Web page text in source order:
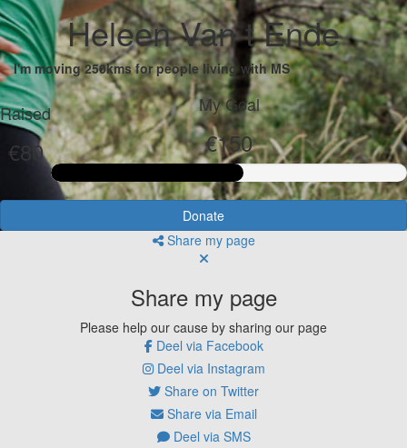
Heleen Van t Ende
I'm moving 250kms for people living with MS
Raised
€80
My Goal
€150
Donate
Share my page
Share my page
Please help our cause by sharing our page
Deel via Facebook
Deel via Instagram
Share on Twitter
Share via Email
Deel via SMS